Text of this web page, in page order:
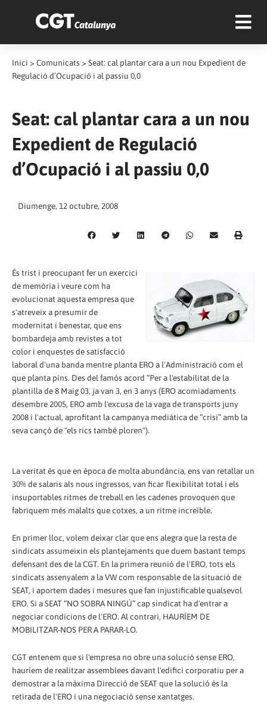
Inici > Comunicats > Seat: cal plantar cara a un nou Expedient de
Regulació d’Ocupació i al passiu 0,0
Seat: cal plantar cara a un nou
Expedient de Regulació
d’Ocupació i al passiu 0,0
Diumenge, 12 octubre, 2008
És trist i preocupant fer un exercici
de memòria i veure com ha
evolucionat aquesta empresa que
s'atreveix a presumir de
modernitat i benestar, que ens
bombardeja amb revistes a tot
color i enquestes de satisfacció
laboral d'una banda mentre planta ERO a l'Administració com el
que planta pins. Des del famós acord “Per a l'estabilitat de la
plantilla de 8 Maig 03, ja van 3, en 3 anys (ERO acomiadaments
desembre 2005, ERO amb l'excusa de la vaga de transports juny
2008 i l'actual, aprofitant la campanya mediàtica de “crisi” amb la
seva cançó de "els rics també ploren").
La veritat és que en època de molta abundància, ens van retallar un
30% de salaris als nous ingressos, van ficar flexibilitat total i els
insuportables ritmes de treball en les cadenes provoquen que
fabriquem més malalts que cotxes, a un ritme increïble.
En primer lloc, volem deixar clar que ens alegra que la resta de
sindicats assumeixin els plantejaments que duem bastant temps
defensant des de la CGT. En la primera reunió de l'ERO, tots els
sindicats assenyalem a la VW com responsable de la situació de
SEAT, i aportem dades i mesures que fan injustificable qualsevol
ERO. Si a SEAT “NO SOBRA NINGÚ” cap sindicat ha d'entrar a
negociar condicions de l'ERO. Al contrari, HAURÍEM DE
MOBILITZAR-NOS PER A PARAR-LO.
CGT entenem que si l'empresa no obre una solució sense ERO,
hauríem de realitzar assemblees davant l'edifici corporatiu per a
demostrar a la màxima Direcció de SEAT que la solució és la
retirada de l'ERO i una negociació sense xantatges.